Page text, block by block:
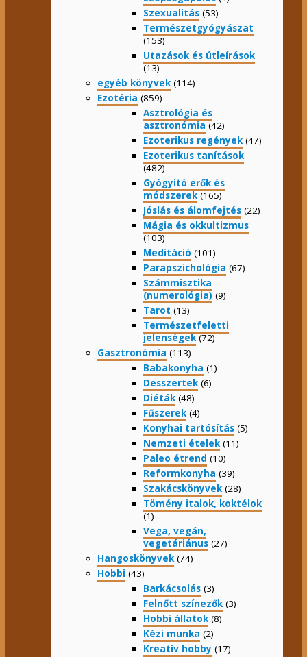
Szexualitás (53)
Természetgyógyászat
(153)
Utazások és útleírások
(13)
egyéb könyvek (114)
Ezotéria (859)
Asztrológia és
asztronómia(42)
Ezoterikus regények (47)
Ezoterikus tanítások
(482)
Gyógyító erők és
módszerek(165)
Jóslás és álomfejtés (22)
Mágia és okkultizmus
(103)
Meditáció (101)
Parapszichológia (67)
Számmisztika
(numerológia) (9)
Tarot (13)
Természetfeletti
jelenségek(72)
Gasztronómia (113)
Babakonyha (1)
Desszertek (6)
Diéták (48)
Fűszerek (4)
Konyhai tartósítás (5)
Nemzeti ételek (11)
Paleo étrend (10)
Reformkonyha (39)
Szakácskönyvek (28)
Tömény italok, koktélok
(1)
Vega, vegán,
vegetáriánus (27)
Hangoskönyvek (74)
Hobbi (43)
Barkácsolás (3)
Felnőtt színezők (3)
Hobbi állatok (8)
Kézi munka (2)
Kreatív hobby (17)